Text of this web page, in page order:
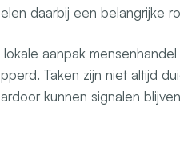
daarbij een belangrijke
aanpak
Taken zijn niet altijd
kunnen signalen